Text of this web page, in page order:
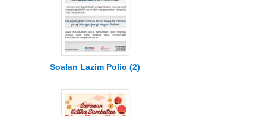
Soalan Lazim Polio (2)